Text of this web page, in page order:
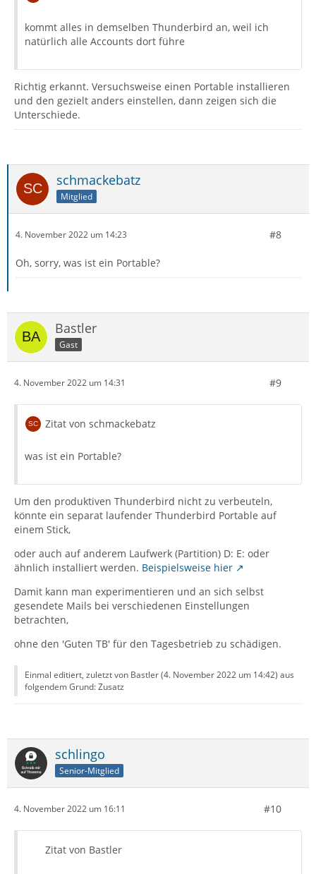
kommt alles in demselben Thunderbird an, weil ich
natürlich alle Accounts dort führe
Richtig erkannt. Versuchsweise einen Portable installieren
und den gezielt anders einstellen, dann zeigen sich die
Unterschiede.
schmackebatz
Mitglied
4. November 2022 um 14:23 #8
Oh, sorry, was ist ein Portable?
Bastler
Gast
4. November 2022 um 14:31 #9
Zitat von schmackebatz
was ist ein Portable?
Um den produktiven Thunderbird nicht zu verbeuteln,
könnte ein separat laufender Thunderbird Portable auf
einem Stick,
oder auch auf anderem Laufwerk (Partition) D: E: oder
ähnlich installiert werden. Beispielsweise hier
Damit kann man experimentieren und an sich selbst
gesendete Mails bei verschiedenen Einstellungen
betrachten,
ohne den 'Guten TB' für den Tagesbetrieb zu schädigen.
Einmal editiert, zuletzt von Bastler (4. November 2022 um 14:42) aus
folgendem Grund: Zusatz
schlingo
Senior-Mitglied
4. November 2022 um 16:11 #10
Zitat von Bastler